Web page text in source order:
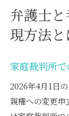
弁護士
現方法と
家庭裁判所
2026年4月1日
親権への変更申